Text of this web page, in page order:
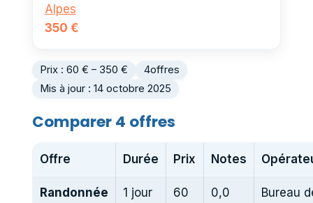
Alpes
350 €
Prix : 60 € – 350 € 4offres
Mis à jour : 14 octobre 2025
Comparer 4 offres
Offre Durée Prix Notes
Randonnée
1 jour
60
0,0
Bureau